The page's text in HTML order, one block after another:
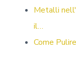
Metalli
il…
Come